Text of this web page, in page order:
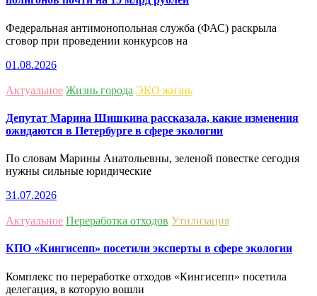
Федеральная антимонопольная служба (ФАС) раскрыла
сговор при проведении конкурсов на
01.08.2026
Актуальное Жизнь города ЭКО жизнь
Депутат Марина Шишкина рассказала, какие изменения
ожидаются в Петербурге в сфере экологии
По словам Марины Анатольевны, зеленой повестке сегодня
нужны сильные юридические
31.07.2026
Актуальное Переработка отходов Утилизация
КПО «Кингисепп» посетили эксперты в сфере экологии
Комплекс по переработке отходов «Кингисепп» посетила
делегация, в которую вошли